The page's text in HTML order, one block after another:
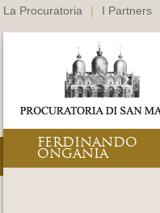
La Procuratoria | I Partners
FERDINANDO
ONGANIA